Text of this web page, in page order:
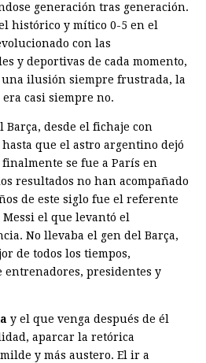
generación tras generación.
histórico y mítico 0-5 en el
con las
y deportivas de cada momento,
ilusión siempre frustrada, la
era casi siempre no.
Barça, desde el fichaje con
hasta que el astro argentino dejó
se fue a París en
resultados no han acompañado
de este siglo fue el referente
el que levantó el
No llevaba el gen del Barça,
de todos los tiempos,
presidentes y
y el que venga después de él
aparcar la retórica
y más austero. El ir a